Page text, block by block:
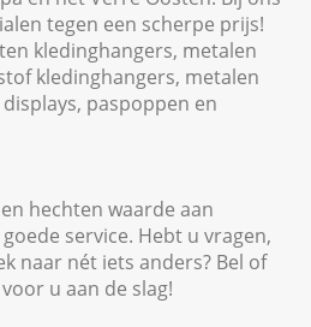
tegen een scherpe prijs!
kledinghangers, metalen
kledinghangers, metalen
paspoppen en
hechten waarde aan
service. Hebt u vragen,
naar nét iets anders? Bel of
u aan de slag!